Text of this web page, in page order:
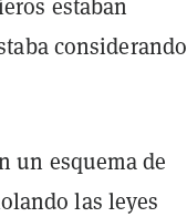
considerando
un esquema de
las leyes